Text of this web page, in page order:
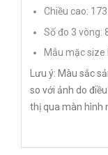
Chiều cao:
Số đo 3 vòng:
Mẫu mặc size
Lưu ý: Màu sắc
so với ảnh do
thị qua màn hình